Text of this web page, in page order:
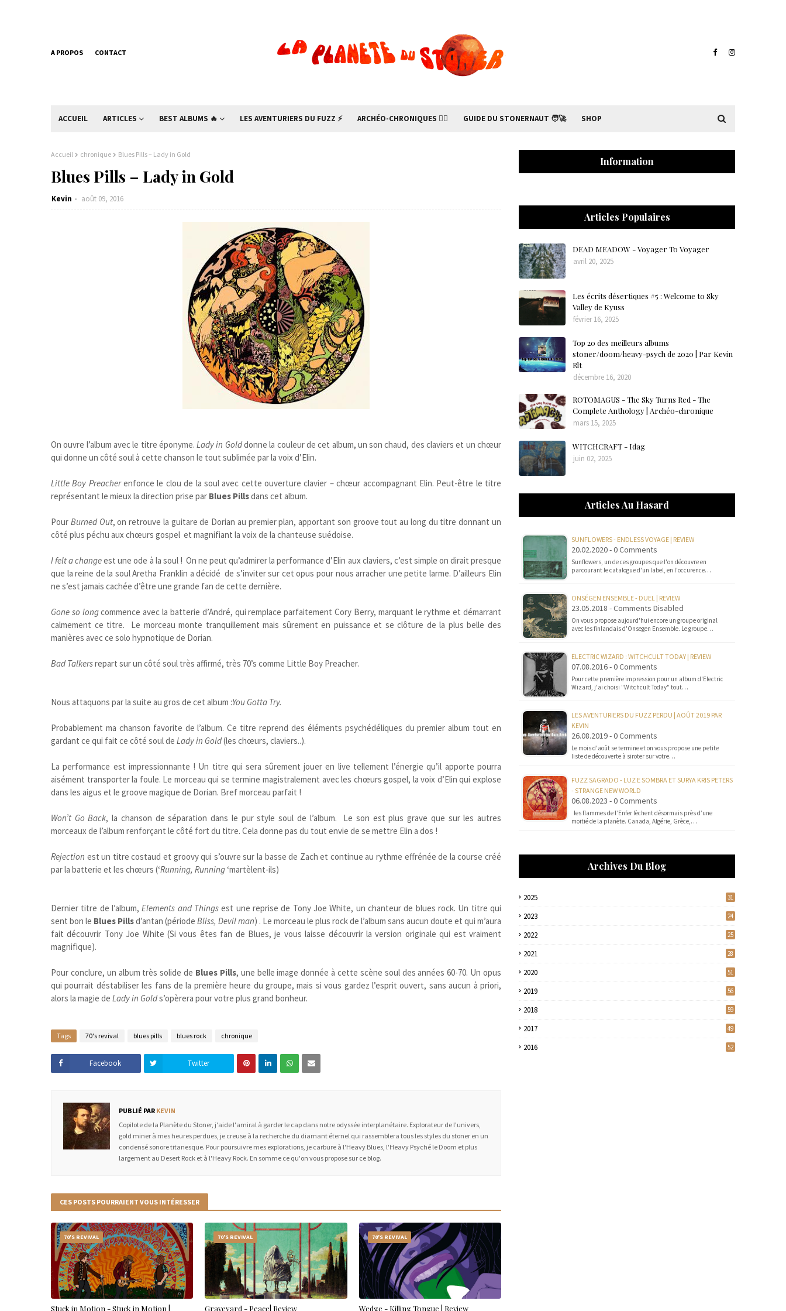
A PROPOS CONTACT
ACCUEIL ARTICLES BEST ALBUMS 🔥 LES AVENTURIERS DU FUZZ ⚡ ARCHÉO-CHRONIQUES 🧙‍♂ GUIDE DU STONERNAUT 🧑‍🚀 SHOP
Accueil chronique Blues Pills – Lady in Gold
Blues Pills – Lady in Gold
Kevin août 09, 2016
On ouvre l’album avec le titre éponyme.Lady in Golddonne la couleur de cet album, un son chaud, des claviers et un chœur
qui donne un côté soul à cette chanson le tout sublimée par la voix d’Elin.
Little Boy Preacherenfonce le clou de la soul avec cette ouverture clavier – chœur accompagnant Elin. Peut-être le titre
représentant le mieux la direction prise par Blues Pillsdans cet album.
Pour Burned Out, on retrouve la guitare de Dorian au premier plan, apportant son groove tout au long du titre donnant un
côté plus péchu aux chœurs gospel et magnifiant la voix de la chanteuse suédoise.
I felt a changeest une ode à la soul ! On ne peut qu’admirer la performance d’Elin aux claviers, c’est simple on dirait presque
que la reine de la soul Aretha Franklin a décidé de s’inviter sur cet opus pour nous arracher une petite larme. D’ailleurs Elin
ne s’est jamais cachée d’être une grande fan de cette dernière.
Gone so longcommence avec la batterie d’André, qui remplace parfaitement Cory Berry, marquant le rythme et démarrant
calmement ce titre. Le morceau monte tranquillement mais sûrement en puissance et se clôture de la plus belle des
manières avec ce solo hypnotique de Dorian.
Bad Talkersrepart sur un côté soul très affirmé, très 70’s comme Little Boy Preacher.
Nous attaquons par la suite au gros de cet album :You Gotta Try.
Probablement ma chanson favorite de l’album. Ce titre reprend des éléments psychédéliques du premier album tout en
gardant ce qui fait ce côté soul de Lady in Gold(les chœurs, claviers..).
La performance est impressionnante ! Un titre qui sera sûrement jouer en live tellement l’énergie qu’il apporte pourra
aisément transporter la foule. Le morceau qui se termine magistralement avec les chœurs gospel, la voix d’Elin qui explose
dans les aigus et le groove magique de Dorian. Bref morceau parfait !
Won’t Go Back, la chanson de séparation dans le pur style soul de l’album. Le son est plus grave que sur les autres
morceaux de l’album renforçant le côté fort du titre. Cela donne pas du tout envie de se mettre Elin a dos !
Rejection est un titre costaud et groovy qui s’ouvre sur la basse de Zach et continue au rythme effrénée de la course créé
par la batterie et les chœurs (‘Running, Running‘martèlent-ils)
Dernier titre de l’album,Elements and Things est une reprise de Tony Joe White, un chanteur de blues rock. Un titre qui
sent bon le Blues Pillsd’antan (période Bliss, Devil man) . Le morceau le plus rock de l’album sans aucun doute et qui m’aura
fait découvrir Tony Joe White (Si vous êtes fan de Blues, je vous laisse découvrir la version originale qui est vraiment
magnifique).
Pour conclure, un album très solide de Blues Pills, une belle image donnée à cette scène soul des années 60-70. Un opus
qui pourrait déstabiliser les fans de la première heure du groupe, mais si vous gardez l’esprit ouvert, sans aucun à priori,
alors la magie de Lady in Golds’opèrera pour votre plus grand bonheur.
Tags 70's revival blues pills blues rock chronique
Facebook Twitter
PUBLIÉ PAR KEVIN
Copilote de la Planète du Stoner, j'aide l'amiral à garder le cap dans notre odyssée interplanétaire. Explorateur de l'univers,
gold miner à mes heures perdues, je creuse à la recherche du diamant éternel qui rassemblera tous les styles du stoner en un
condensé sonore titanesque. Pour poursuivre mes explorations, je carbure à l'Heavy Blues, l'Heavy Psyché le Doom et plus
largement au Desert Rock et à l'Heavy Rock. En somme ce qu'on vous propose sur ce blog.
CES POSTS POURRAIENT VOUS INTÉRESSER
70'S REVIVAL
Stuck in Motion - Stuck in Motion |
70'S REVIVAL
Graveyard - Peace| Review
70'S REVIVAL
Wedge - Killing Tongue | Review
Information
Articles Populaires
DEAD MEADOW - Voyager To Voyager
avril 20, 2025
Les écrits désertiques #5 : Welcome to Sky
Valley de Kyuss
février 16, 2025
Top 20 des meilleurs albums
stoner/doom/heavy-psych de 2020 | Par Kevin
Rlt
décembre 16, 2020
ROTOMAGUS - The Sky Turns Red - The
Complete Anthology | Archéo-chronique
mars 15, 2025
WITCHCRAFT - Idag
juin 02, 2025
Articles Au Hasard
SUNFLOWERS - ENDLESS VOYAGE | REVIEW
20.02.2020 - 0 Comments
Sunflowers, un de ces groupes que l'on découvre en
parcourant le catalogue d'un label, en l'occurence…
ONSÉGEN ENSEMBLE - DUEL | REVIEW
23.05.2018 - Comments Disabled
On vous propose aujourd'hui encore un groupe original
avec les finlandais d'Onsegen Ensemble. Le groupe…
ELECTRIC WIZARD : WITCHCULT TODAY | REVIEW
07.08.2016 - 0 Comments
Pour cette première impression pour un album d'Electric
Wizard, j'ai choisi "Witchcult Today" tout…
LES AVENTURIERS DU FUZZ PERDU | AOÛT 2019 PAR
KEVIN
26.08.2019 - 0 Comments
Le mois d'août se termine et on vous propose une petite
liste de découverte à siroter sur votre…
FUZZ SAGRADO - LUZ E SOMBRA ET SURYA KRIS PETERS
- STRANGE NEW WORLD
06.08.2023 - 0 Comments
les flammes de l’Enfer lèchent désormais près d’une
moitié de la planète. Canada, Algérie, Grèce,…
Archives Du Blog
2025 31
2023 24
2022 25
2021 28
2020 51
2019 56
2018 59
2017 49
2016 52